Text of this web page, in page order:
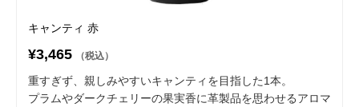
キャンティ 赤
¥3,465 （税込）
重すぎず、親しみやすいキャンティを目指した1本。
プラムやダークチェリーの果実香に革製品を思わせるアロマ